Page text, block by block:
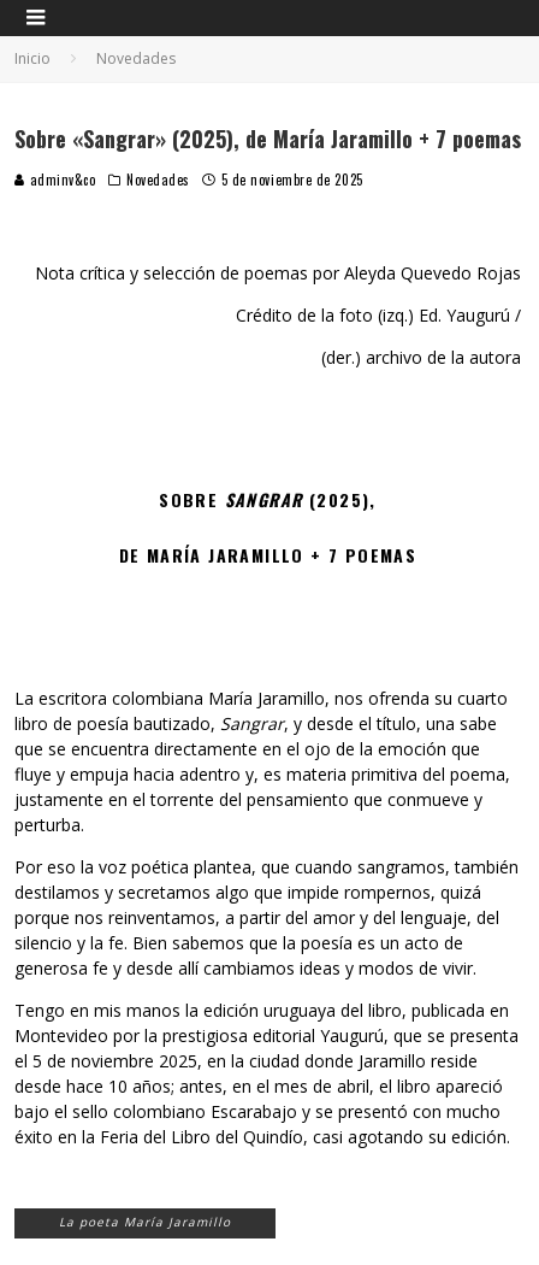
Inicio Novedades
Sobre «Sangrar» (2025), de María Jaramillo + 7 poemas
adminv&co Novedades 5 de noviembre de 2025
Nota crítica y selección de poemas por Aleyda Quevedo Rojas
Crédito de la foto (izq.) Ed. Yaugurú /
(der.) archivo de la autora
SOBRE SANGRAR(2025),
DE MARÍA JARAMILLO + 7 POEMAS
La escritora colombiana María Jaramillo, nos ofrenda su cuarto
libro de poesía bautizado, Sangrar, y desde el título, una sabe
que se encuentra directamente en el ojo de la emoción que
fluye y empuja hacia adentro y, es materia primitiva del poema,
justamente en el torrente del pensamiento que conmueve y
perturba.
Por eso la voz poética plantea, que cuando sangramos, también
destilamos y secretamos algo que impide rompernos, quizá
porque nos reinventamos, a partir del amor y del lenguaje, del
silencio y la fe. Bien sabemos que la poesía es un acto de
generosa fe y desde allí cambiamos ideas y modos de vivir.
Tengo en mis manos la edición uruguaya del libro, publicada en
Montevideo por la prestigiosa editorial Yaugurú, que se presenta
el 5 de noviembre 2025, en la ciudad donde Jaramillo reside
desde hace 10 años; antes, en el mes de abril, el libro apareció
bajo el sello colombiano Escarabajo y se presentó con mucho
éxito en la Feria del Libro del Quindío, casi agotando su edición.
La poeta María Jaramillo